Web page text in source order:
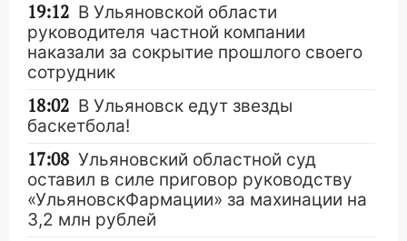
19:12 В Ульяновской области
руководителя частной компании
наказали за сокрытие прошлого своего
сотрудник
18:02 В Ульяновск едут звезды
баскетбола!
17:08 Ульяновский областной суд
оставил в силе приговор руководству
«УльяновскФармации» за махинации на
3,2 млн рублей